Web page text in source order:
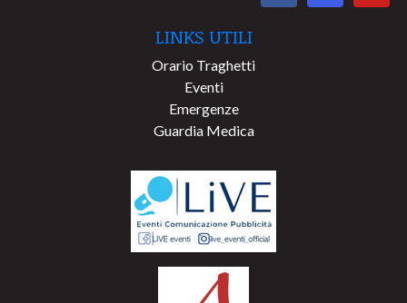
LINKS UTILI
Orario Traghetti
Eventi
Emergenze
Guardia Medica